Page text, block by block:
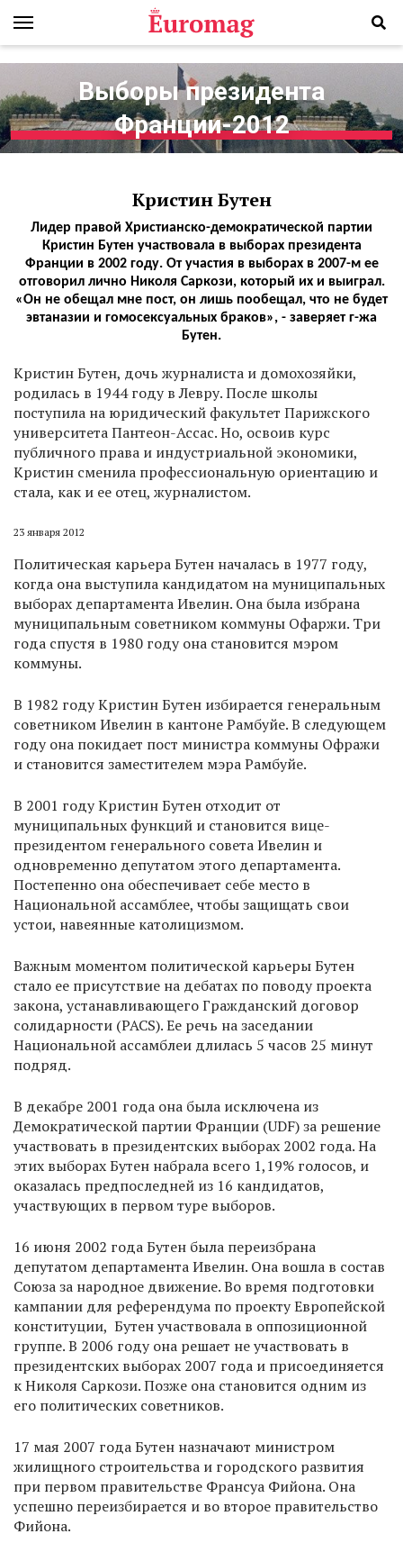
Выборы президента
Франции-2012
Кристин Бутен
Лидер правой Христианско-демократической партии
Кристин Бутен участвовала в выборах президента
Франции в 2002 году. От участия в выборах в 2007-м ее
отговорил лично Николя Саркози, который их и выиграл.
«Он не обещал мне пост, он лишь пообещал, что не будет
эвтаназии и гомосексуальных браков», - заверяет г-жа
Бутен.
Кристин Бутен, дочь журналиста и домохозяйки,
родилась в 1944 году в Левру. После школы
поступила на юридический факультет Парижского
университета Пантеон-Ассас. Но, освоив курс
публичного права и индустриальной экономики,
Кристин сменила профессиональную ориентацию и
стала, как и ее отец, журналистом.
23 января 2012
Политическая карьера Бутен началась в 1977 году,
когда она выступила кандидатом на муниципальных
выборах департамента Ивелин. Она была избрана
муниципальным советником коммуны Офаржи. Три
года спустя в 1980 году она становится мэром
коммуны.
В 1982 году Кристин Бутен избирается генеральным
советником Ивелин в кантоне Рамбуйе. В следующем
году она покидает пост министра коммуны Офражи
и становится заместителем мэра Рамбуйе.
В 2001 году Кристин Бутен отходит от
муниципальных функций и становится вице-
президентом генерального совета Ивелин и
одновременно депутатом этого департамента.
Постепенно она обеспечивает себе место в
Национальной ассамблее, чтобы защищать свои
устои, навеянные католицизмом.
Важным моментом политической карьеры Бутен
стало ее присутствие на дебатах по поводу проекта
закона, устанавливающего Гражданский договор
солидарности (PACS). Ее речь на заседании
Национальной ассамблеи длилась 5 часов 25 минут
подряд.
В декабре 2001 года она была исключена из
Демократической партии Франции (UDF) за решение
участвовать в президентских выборах 2002 года. На
этих выборах Бутен набрала всего 1,19% голосов, и
оказалась предпоследней из 16 кандидатов,
участвующих в первом туре выборов.
16 июня 2002 года Бутен была переизбрана
депутатом департамента Ивелин. Она вошла в состав
Союза за народное движение. Во время подготовки
кампании для референдума по проекту Европейской
конституции, Бутен участвовала в оппозиционной
группе. В 2006 году она решает не участвовать в
президентских выборах 2007 года и присоединяется
к Николя Саркози. Позже она становится одним из
его политических советников.
17 мая 2007 года Бутен назначают министром
жилищного строительства и городского развития
при первом правительстве Франсуа Фийона. Она
успешно переизбирается и во второе правительство
Фийона.